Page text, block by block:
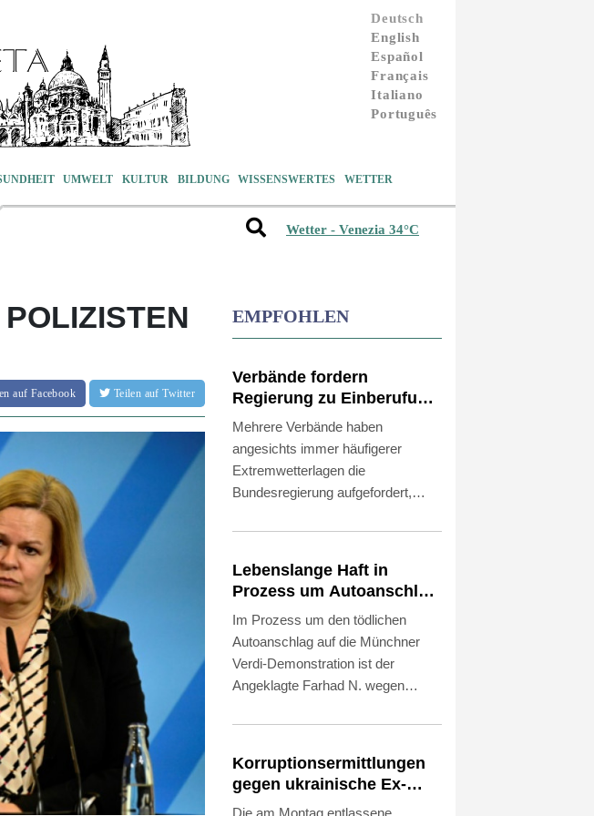
Deutsch
English
Español
Français
Italiano
Português
UMWELT KULTUR BILDUNG WISSENSWERTES WETTER
Wetter - Venezia 34°C
auf Facebook Teilen auf Twitter
EMPFOHLEN
Verbände fordern
Regierung zu Einberufung
von Hitzegipfel auf
Mehrere Verbände haben
angesichts immer häufigerer
Extremwetterlagen die
Bundesregierung aufgefordert,
einer am Donnerstag
Erklärung warfen sie der Regierung
Untätigkeit vor. Weiter verlangten
die Verbände einen bundesweiten
Hitzeaktionsplan sowie größere
Anstrengungen bei Klimaschutz,
Anpassung an Klimafolgen sowie
Lebenslange Haft in
Prozess um Autoanschlag
auf Münchner Verdi-Demo
Im Prozess um den tödlichen
Autoanschlag auf die Münchner
Verdi-Demonstration ist der
Angeklagte Farhad N. wegen
lebenslanger Haft verurteilt worden.
bayerischen Landeshauptstadt
stellte bei dem aus Afghanistan
Korruptionsermittlungen
gegen ukrainische Ex-
Botschafterin in den USA
Die am Montag entlassene